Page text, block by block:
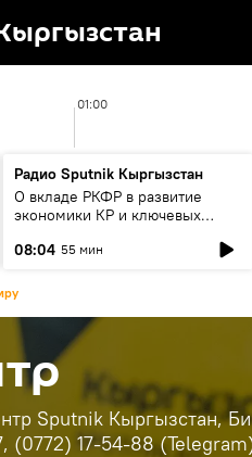
01:00
Радио Sputnik Кыргызстан
О вкладе РКФР в развитие
экономики КР и ключевых
08:04 55 мин
Sputnik Кыргызстан,
17-54-88